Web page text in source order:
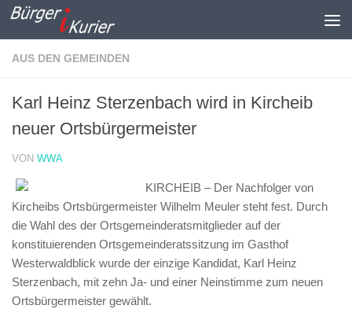
Zum Inhalt springen
AUS DEN GEMEINDEN
Karl Heinz Sterzenbach wird in Kircheib
neuer Ortsbürgermeister
VON WWA
KIRCHEIB – Der Nachfolger von
Kircheibs Ortsbürgermeister Wilhelm Meuler steht fest. Durch
die Wahl des der Ortsgemeinderatsmitglieder auf der
konstituierenden Ortsgemeinderatssitzung im Gasthof
Westerwaldblick wurde der einzige Kandidat, Karl Heinz
Sterzenbach, mit zehn Ja- und einer Neinstimme zum neuen
Ortsbürgermeister gewählt.